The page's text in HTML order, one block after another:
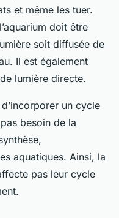
et même les tuer.
doit être
soit diffusée de
Il est également
lumière directe.
un cycle
besoin de la
aquatiques. Ainsi, la
pas leur cycle